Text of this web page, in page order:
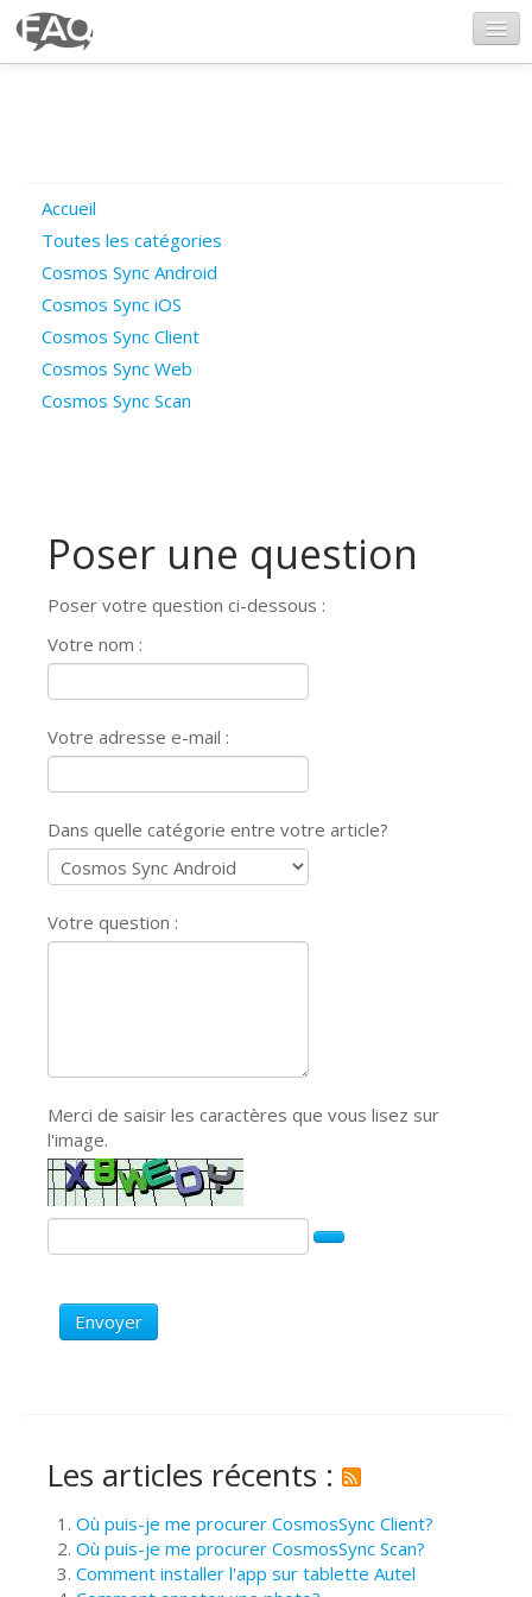
Poser une question
Questions ouvertes
Connexion
Accueil
Toutes les catégories
Cosmos Sync Android
Cosmos Sync iOS
Cosmos Sync Client
Cosmos Sync Web
Cosmos Sync Scan
Poser une question
Poser votre question ci-dessous :
Votre nom :
Votre adresse e-mail :
Dans quelle catégorie entre votre article?
Votre question :
Merci de saisir les caractères que vous lisez sur
l'image.
Envoyer
Les articles récents :
Où puis-je me procurer CosmosSync Client?
Où puis-je me procurer CosmosSync Scan?
Comment installer l'app sur tablette Autel